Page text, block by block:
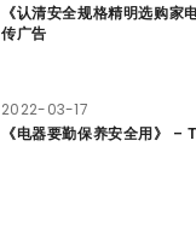
《认清安全规格精明选购家
传广告
2022-03-17
《电器要勤保养安全用》 –